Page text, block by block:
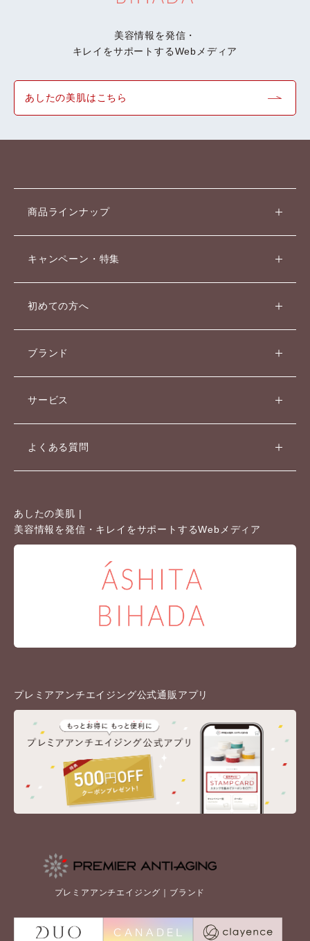
美容情報を発信・
キレイをサポートするWebメディア
あしたの美肌はこちら
商品ラインナップ
キャンペーン・特集
初めての方へ
ブランド
サービス
よくある質問
あしたの美肌 |
美容情報を発信・キレイをサポートするWebメディア
プレミアアンチエイジング公式通販アプリ
プレミアアンチエイジング｜ブランド